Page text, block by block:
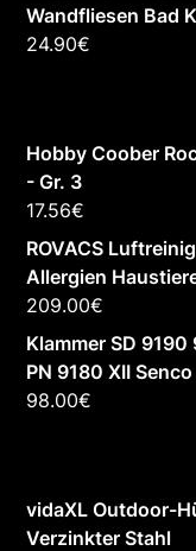
Wandfliesen Bad
24.90€
Hobby Coober
- Gr. 3
17.56€
ROVACS
Allergien
209.00€
Klammer SD
PN 9180 XII
98.00€
vidaXL Outdoor-
Verzinkter Stahl